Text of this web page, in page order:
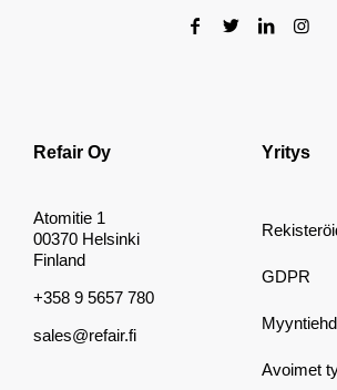
Refair Oy
Atomitie 1
00370 Helsinki
Finland
+358 9 5657 780
sales@refair.fi
Yritys
GDPR
Avoimet